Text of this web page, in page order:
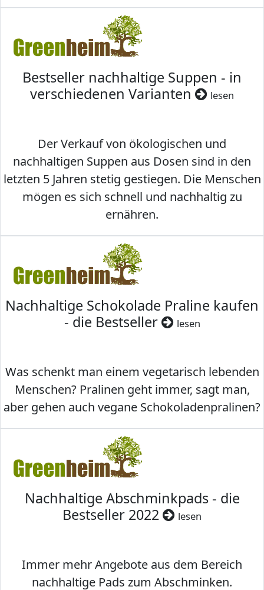
Bestseller nachhaltige Suppen - in
verschiedenen Varianten
lesen
Der Verkauf von ökologischen und
nachhaltigen Suppen aus Dosen sind in den
letzten 5 Jahren stetig gestiegen. Die Menschen
mögen es sich schnell und nachhaltig zu
ernähren.
Nachhaltige Schokolade Praline kaufen
- die Bestseller
lesen
Was schenkt man einem vegetarisch lebenden
Menschen? Pralinen geht immer, sagt man,
aber gehen auch vegane Schokoladenpralinen?
Nachhaltige Abschminkpads - die
Bestseller 2022
lesen
Immer mehr Angebote aus dem Bereich
nachhaltige Pads zum Abschminken.